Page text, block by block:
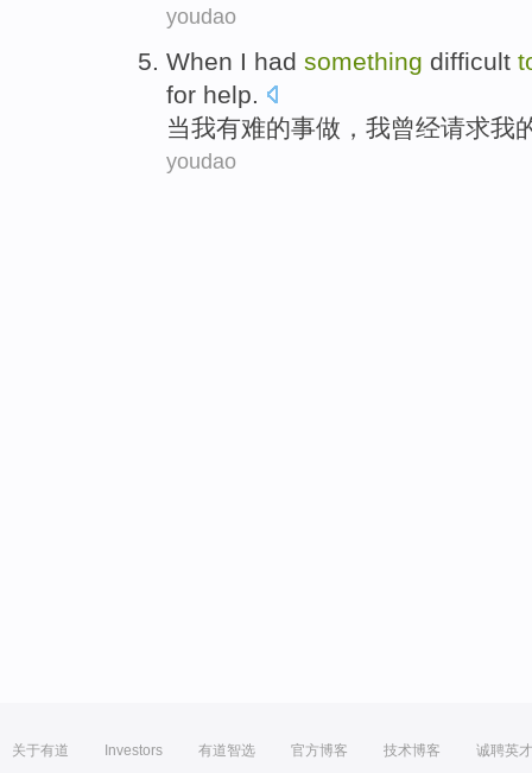
youdao
When I had something difficult
for help.
当我有难的事做 ，我曾经请求我
youdao
关于有道 Investors 有道智选 官方博客 技术博客 诚聘英才